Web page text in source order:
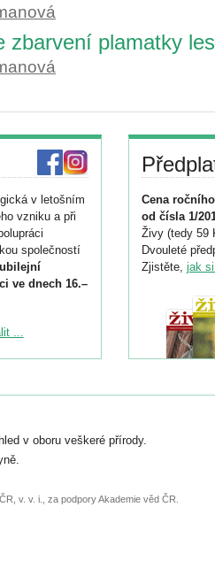
zbarvení plamatky
v letošním
vzniku a při
společností
ve dnech 16.–
6. září.
nebo
...
Cena
od čísla 1/
Živy (tedy 59
Dvouleté
Zjistěte, jak
v oboru veškeré přírody.
v. v. i., za podpory Akademie věd ČR.